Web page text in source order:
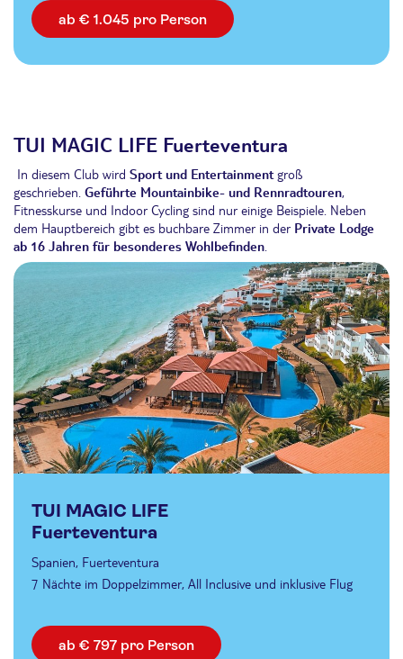
ab € 1.045 pro Person
TUI MAGIC LIFE Fuerteventura
In diesem Club wird Sport und Entertainmentgroß
geschrieben. Geführte Mountainbike- und Rennradtouren,
Fitnesskurse und Indoor Cycling sind nur einige Beispiele. Neben
dem Hauptbereich gibt es buchbare Zimmer in der Private Lodge
ab 16 Jahren für besonderes Wohlbefinden
TUI MAGIC LIFE
Fuerteventura
Spanien, Fuerteventura
7 Nächte im Doppelzimmer, All Inclusive und inklusive Flug
ab € 797 pro Person